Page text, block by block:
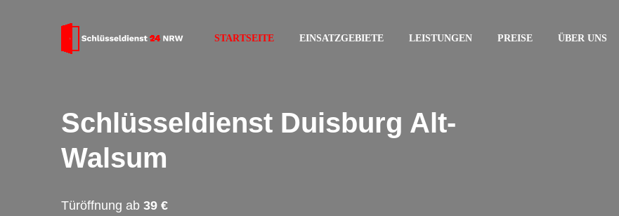
STARTSEITE EINSATZGEBIETE LEISTUNGEN PREISE ÜBER UNS
Schlüsseldienst Duisburg Alt-
Walsum
Türöffnung ab 39 €